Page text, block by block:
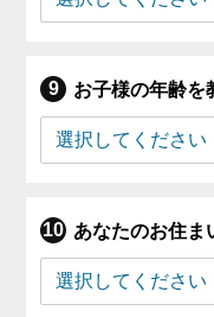
お子様の年齢を
あなたのお住ま